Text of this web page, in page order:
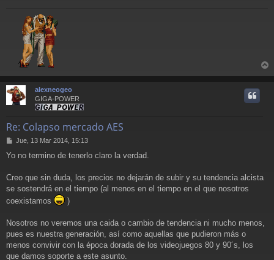
r
alexneogeo
GIGA-POWER
Re: Colapso mercado AES
M
n
a
j
Jue, 13 Mar 2014, 15:13
Yo no termino de tenerlo claro la verdad.
Creo que sin duda, los precios no dejarán de subir y su tendencia alcista
se sostendrá en el tiempo (al menos en el tiempo en el que nosotros
coexistamos
)
Nosotros no veremos una caida o cambio de tendencia ni mucho menos,
pues es nuestra generación, así como aquellas que pudieron más o
menos convivir con la época dorada de los videojuegos 80 y 90´s, los
que damos soporte a este asunto.